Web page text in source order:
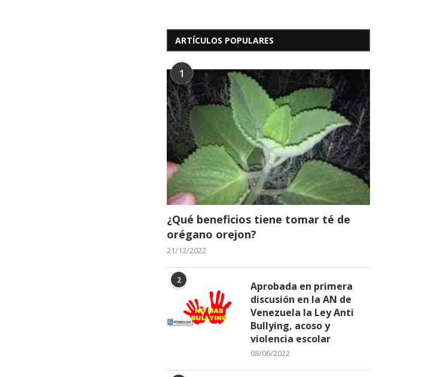
ARTÍCULOS POPULARES
1
¿Qué beneficios tiene tomar té de
orégano orejon?
21/12/2022
2
Aprobada en primera
discusión en la AN de
Venezuela la Ley Anti
Bullying, acoso y
violencia escolar
08/06/2022